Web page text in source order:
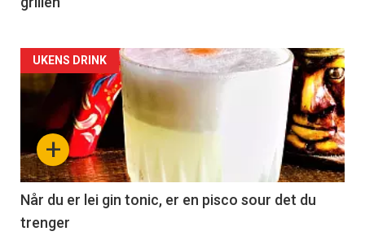
Forsiden
akkurat
nå
-
2
+
UKENS DRINK
Når du er lei gin tonic, er en pisco sour det du
trenger